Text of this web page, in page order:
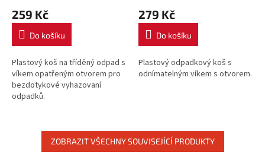
259 Kč
Do košíku
Plastový koš na tříděný odpad s
víkem opatřeným otvorem pro
bezdotykové vyhazovaní
odpadků.
279 Kč
Do košíku
Plastový odpadkový koš s
odnímatelným víkem s otvorem.
ZOBRAZIT VŠECHNY SOUVISEJÍCÍ PRODUKTY